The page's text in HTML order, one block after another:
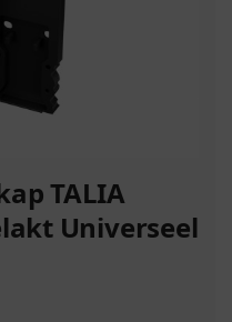
TALIA
Universeel